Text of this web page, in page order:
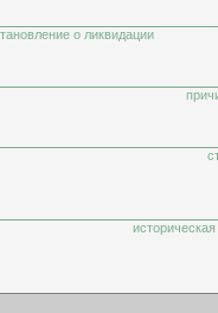
о ликвидации